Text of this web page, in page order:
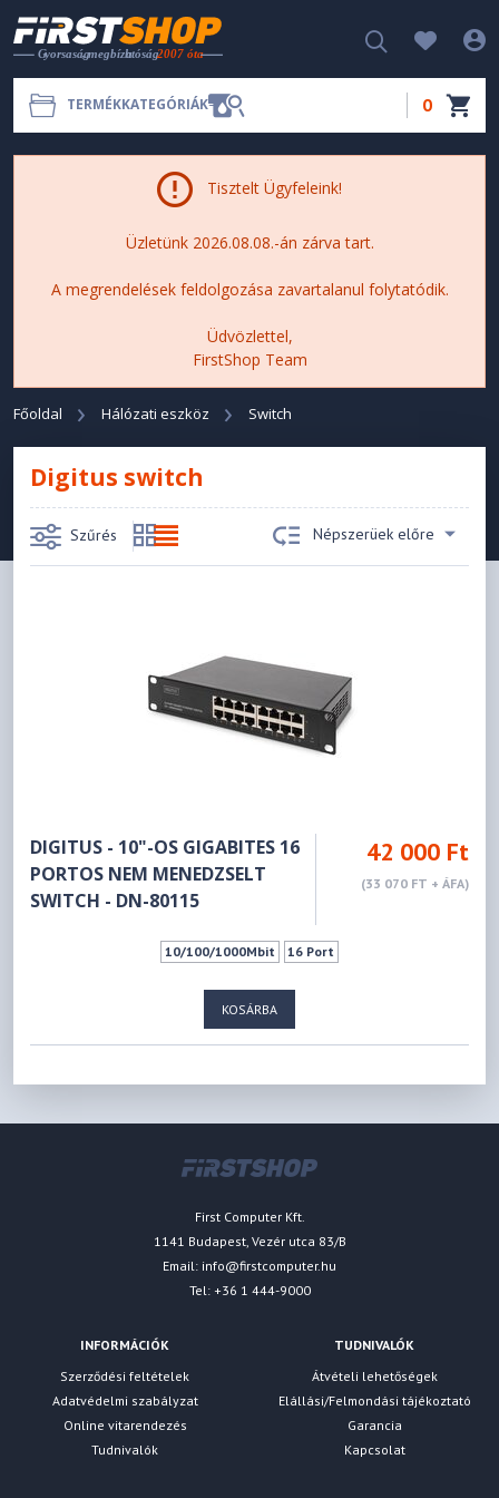
TERMÉKKATEGÓRIÁK 0
Tisztelt Ügyfeleink!
Üzletünk 2026.08.08.-án zárva tart.
A megrendelések feldolgozása zavartalanul folytatódik.
Üdvözlettel,
FirstShop Team
Főoldal Hálózati eszköz Switch
Digitus switch
Szűrés Népszerüek előre
DIGITUS - 10"-OS GIGABITES 16
PORTOS NEM MENEDZSELT
SWITCH - DN-80115
42 000 Ft
(33 070 FT + ÁFA)
10/100/1000Mbit 16 Port
KOSÁRBA
First Computer Kft.
1141 Budapest, Vezér utca 83/B
Email: info@firstcomputer.hu
Tel: +36 1 444-9000
INFORMÁCIÓK
Szerződési feltételek
Adatvédelmi szabályzat
Online vitarendezés
Tudnivalók
TUDNIVALÓK
Átvételi lehetőségek
Elállási/Felmondási tájékoztató
Garancia
Kapcsolat